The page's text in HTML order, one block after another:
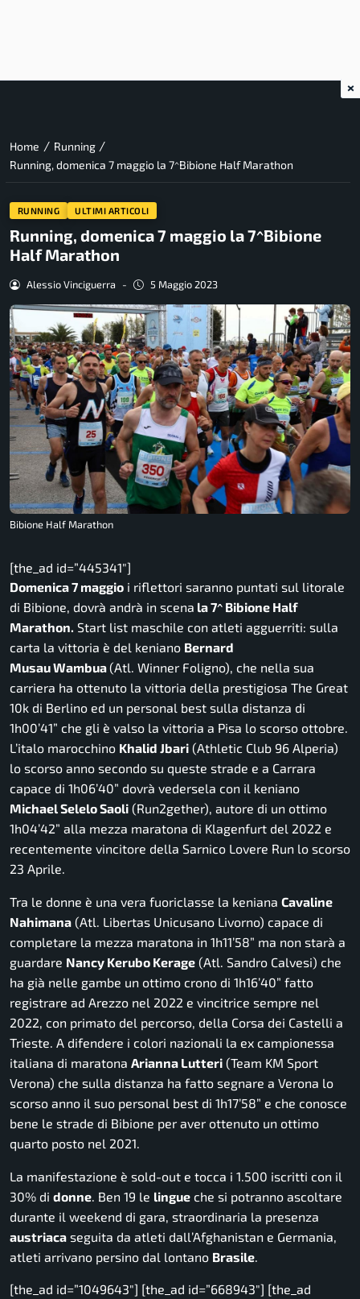
Home / Running /
Running, domenica 7 maggio la 7^Bibione Half Marathon
RUNNING ULTIMI ARTICOLI
Running, domenica 7 maggio la 7^Bibione
Half Marathon
Alessio Vinciguerra - 5 Maggio 2023
Bibione Half Marathon
[the_ad id=”445341″]
Domenica 7 maggio i riflettori saranno puntati sul litorale
di Bibione, dovrà andrà in scena la 7^ Bibione Half
Marathon. Start list maschile con atleti agguerriti: sulla
carta la vittoria è del keniano Bernard
MusauWambua(Atl. Winner Foligno), che nella sua
carriera ha ottenuto la vittoria della prestigiosa The Great
10k di Berlino ed un personal best sulla distanza di
1h00’41” che gli è valso la vittoria a Pisa lo scorso ottobre.
L’italo marocchino Khalid Jbari (Athletic Club 96 Alperia)
lo scorso anno secondo su queste strade e a Carrara
capace di 1h06’40” dovrà vedersela con il keniano
Michael Selelo Saoli (Run2gether), autore di un ottimo
1h04’42” alla mezza maratona di Klagenfurt del 2022 e
recentemente vincitore della Sarnico Lovere Run lo scorso
23 Aprile.
Tra le donne è una vera fuoriclasse la keniana Cavaline
Nahimana (Atl. Libertas Unicusano Livorno) capace di
completare la mezza maratona in 1h11’58” ma non starà a
guardare Nancy Kerubo Kerage (Atl. Sandro Calvesi) che
ha già nelle gambe un ottimo crono di 1h16’40” fatto
registrare ad Arezzo nel 2022 e vincitrice sempre nel
2022, con primato del percorso, della Corsa dei Castelli a
Trieste. A difendere i colori nazionali la ex campionessa
italiana di maratona Arianna Lutteri (Team KM Sport
Verona) che sulla distanza ha fatto segnare a Verona lo
scorso anno il suo personal best di 1h17’58” e che conosce
bene le strade di Bibione per aver ottenuto un ottimo
quarto posto nel 2021.
La manifestazione è sold-out e tocca i 1.500 iscritti con il
30% di donne. Ben 19 le lingue che si potranno ascoltare
durante il weekend di gara, straordinaria la presenza
austriaca seguita da atleti dall’Afghanistan e Germania,
atleti arrivano persino dal lontano Brasile.
[the_ad id=”1049643″] [the_ad id=”668943″] [the_ad
×